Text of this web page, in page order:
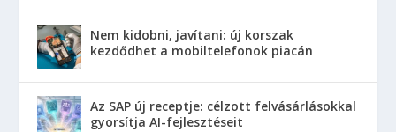
Nem kidobni, javítani: új korszak
kezdődhet a mobiltelefonok piacán
Az SAP új receptje: célzott felvásárlásokkal
gyorsítja AI-fejlesztéseit